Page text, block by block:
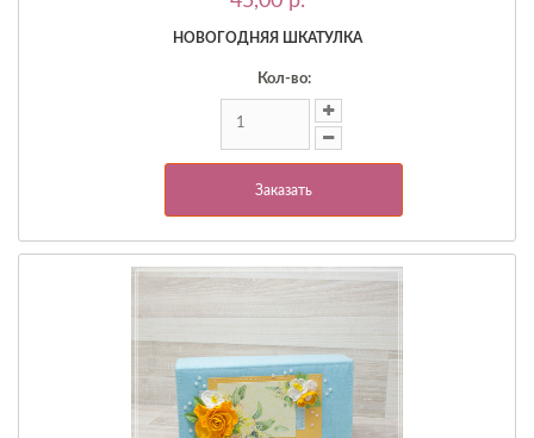
НОВОГОДНЯЯ ШКАТУЛКА
Кол-во:
Заказать